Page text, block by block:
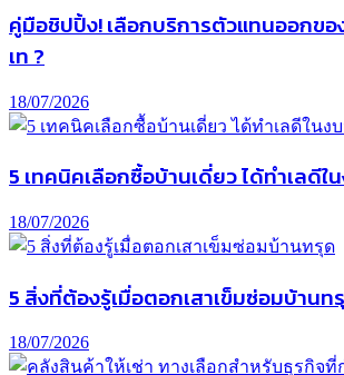
คู่มือชิปปิ้ง! เลือกบริการตัวแทนออกขอ
เท ?
18/07/2026
5 เทคนิคเลือกซื้อบ้านเดี่ยว ได้ทำเลดีใ
18/07/2026
5 สิ่งที่ต้องรู้เมื่อตอกเสาเข็มซ่อมบ้านท
18/07/2026